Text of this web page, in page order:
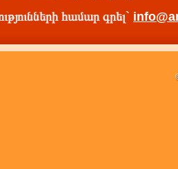
համար գրել`